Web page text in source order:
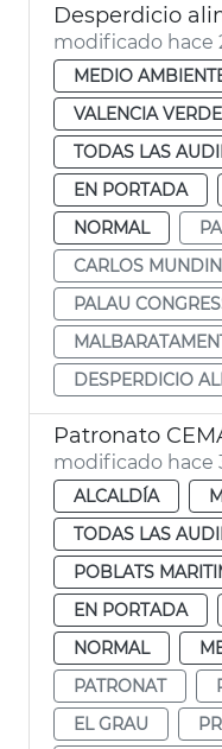
Desperdicio
modificado hace
MEDIO
VALENCIA VERDE
TODAS LAS
EN PORTADA
NORMAL
CARLOS
PALAU
DESPERDICIO
Patronato
modificado hace
ALCALDÍA
TODAS LAS
POBLATS
EN PORTADA
NORMAL
PATRONAT
EL GRAU